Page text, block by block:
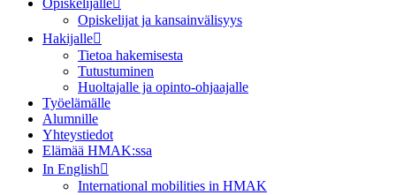
Opiskelijalle
Opiskelijat ja kansainvälisyys
Hakijalle
Tietoa hakemisesta
Tutustuminen
Huoltajalle ja opinto-ohjaajalle
Työelämälle
Alumnille
Yhteystiedot
Elämää HMAK:ssa
In English
International mobilities in HMAK